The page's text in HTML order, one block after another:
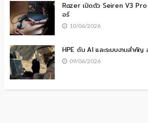
Razer เปิดตัว Seiren V3 Pro
อร์
10/06/2026
HPE ดัน AI และระบบงานสำคั
09/06/2026